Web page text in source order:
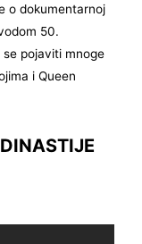
o dokumentarnoj
50.
pojaviti mnoge
i Queen